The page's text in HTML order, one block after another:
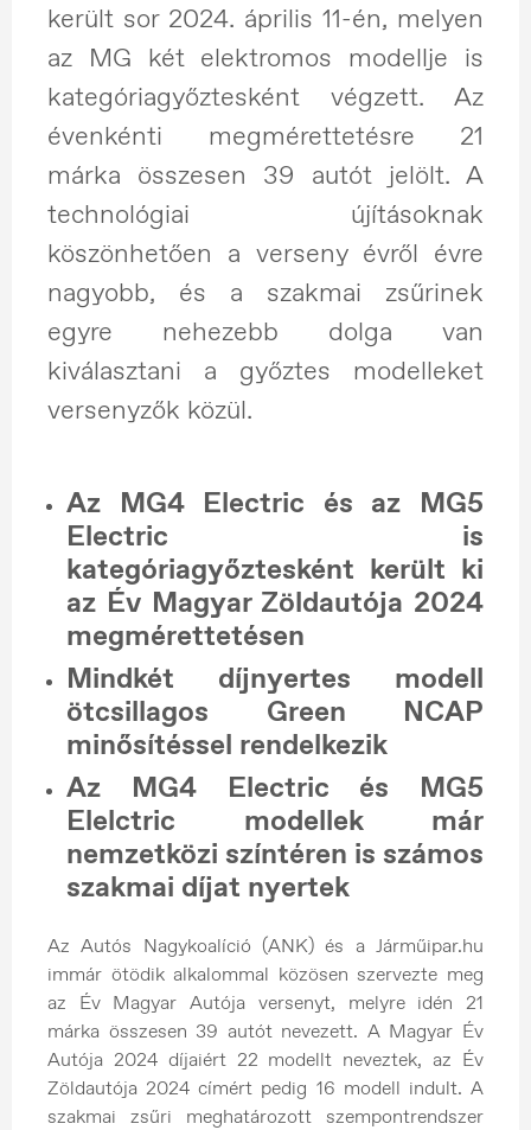
került sor 2024. április 11-én, melyen
az MG két elektromos modellje is
kategóriagyőztesként végzett. Az
évenkénti megmérettetésre 21
márka összesen 39 autót jelölt. A
technológiai újításoknak
köszönhetően a verseny évről évre
nagyobb, és a szakmai zsűrinek
egyre nehezebb dolga van
kiválasztani a győztes modelleket
versenyzők közül.
Az MG4 Electric és az MG5
Electric is
kategóriagyőztesként került ki
az Év Magyar Zöldautója 2024
megmérettetésen
Mindkét díjnyertes modell
ötcsillagos Green NCAP
minősítéssel rendelkezik
Az MG4 Electric és MG5
Elelctric modellek már
nemzetközi színtéren is számos
szakmai díjat nyertek
Az Autós Nagykoalíció (ANK) és a Járműipar.hu
immár ötödik alkalommal közösen szervezte meg
az Év Magyar Autója versenyt, melyre idén 21
márka összesen 39 autót nevezett. A Magyar Év
Autója 2024 díjaiért 22 modellt neveztek, az Év
Zöldautója 2024 címért pedig 16 modell indult. A
szakmai zsűri meghatározott szempontrendszer